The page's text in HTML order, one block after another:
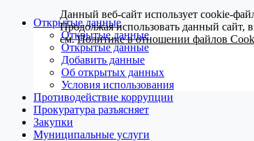
Открытые данные
Открытые данные
Открытые данные
Добавить данные
Об открытых данных
Условия использования
Противодействие коррупции
Прокуратура разъясняет
Закупки
Муниципальные услуги
Данный веб-сайт использует cookie-
Продолжая использовать данный сайт,
см.Политике в отношении файлов